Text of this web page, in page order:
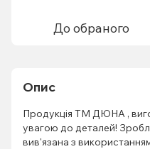
До обраного
Опис
Продукція ТМ ДЮНА ,
увагою до деталей!
вив'язана з